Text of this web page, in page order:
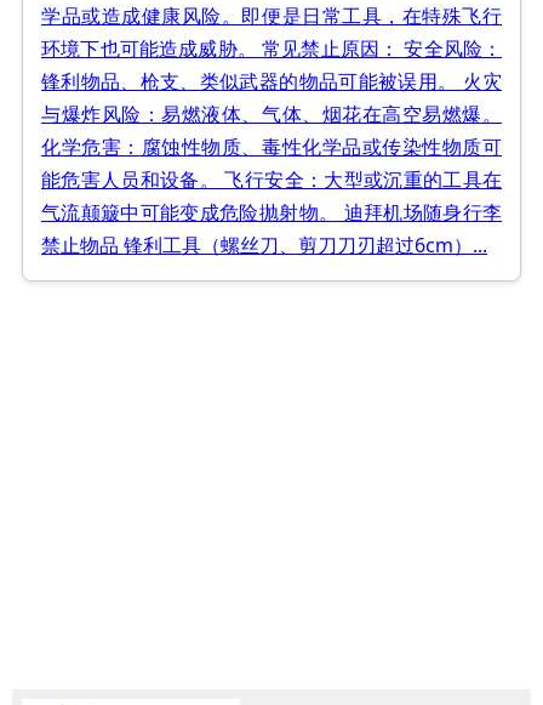
学品或造成健康风险。即便是日常工具，在特殊飞行
环境下也可能造成威胁。 常见禁止原因： 安全风险：
锋利物品、枪支、类似武器的物品可能被误用。 火灾
与爆炸风险：易燃液体、气体、烟花在高空易燃爆。
化学危害：腐蚀性物质、毒性化学品或传染性物质可
能危害人员和设备。 飞行安全：大型或沉重的工具在
气流颠簸中可能变成危险抛射物。 迪拜机场随身行李
禁止物品 锋利工具（螺丝刀、剪刀刀刃超过6cm）...